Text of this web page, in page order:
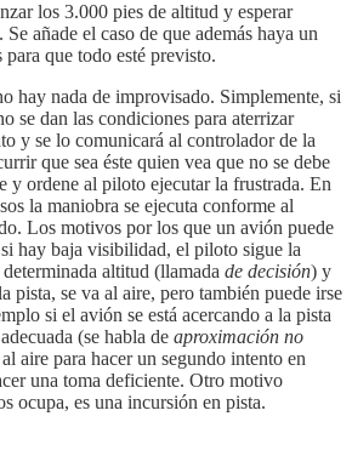
los 3.000 pies de altitud y esperar
añade el caso de que además haya un
que todo esté previsto.
hay nada de improvisado. Simplemente, si
se dan las condiciones para aterrizar
y se lo comunicará al controlador de la
que sea éste quien vea que no se debe
y ordene al piloto ejecutar la frustrada. En
la maniobra se ejecuta conforme al
Los motivos por los que un avión puede
hay baja visibilidad, el piloto sigue la
altitud (llamada de decisión) y
pista, se va al aire, pero también puede irse
si el avión se está acercando a la pista
(se habla de aproximación no
aire para hacer un segundo intento en
una toma deficiente. Otro motivo
ocupa, es una incursión en pista.